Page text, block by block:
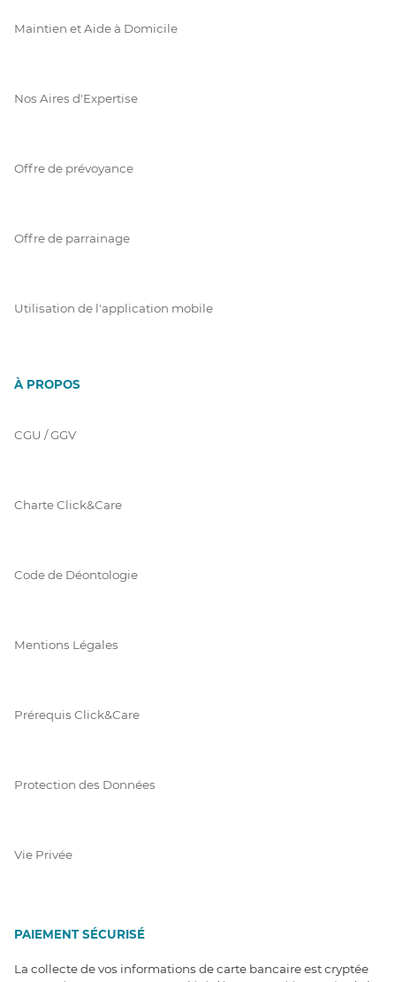
Maintien et Aide à Domicile
Nos Aires d'Expertise
Offre de prévoyance
Offre de parrainage
Utilisation de l'application mobile
À PROPOS
CGU / GGV
Charte Click&Care
Code de Déontologie
Mentions Légales
Prérequis Click&Care
Protection des Données
Vie Privée
PAIEMENT SÉCURISÉ
La collecte de vos informations de carte bancaire est cryptée